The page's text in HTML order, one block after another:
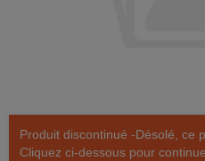
Produit discontinué -Désolé, ce
Cliquez ci-dessous pour